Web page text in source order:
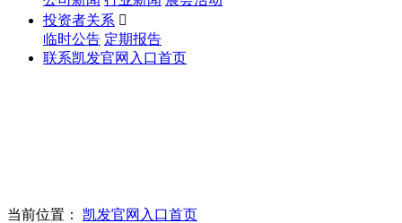
投资者关系 
临时公告 定期报告
联系凯发官网入口首页
当前位置：
凯发官网入口首页